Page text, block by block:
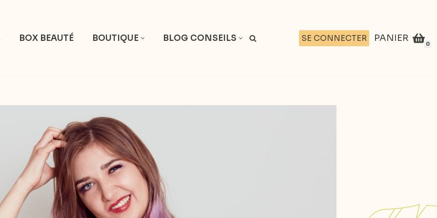
BOX BEAUTÉ BOUTIQUE BLOG CONSEILS SE CONNECTER PANIER
0